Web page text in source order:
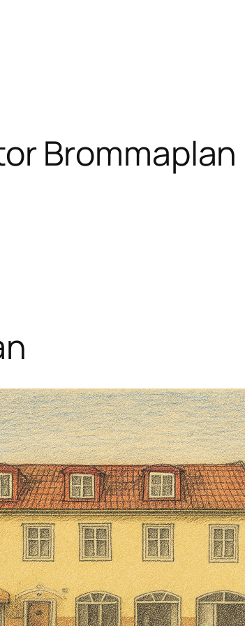
Brommaplan